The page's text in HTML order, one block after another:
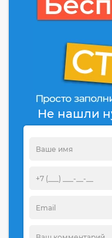
Не нашли